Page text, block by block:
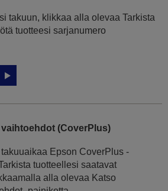
takuun, klikkaa alla olevaa Tarkista
tuotteesi sarjanumero
(CoverPlus)
Epson CoverPlus -
tuotteellesi saatavat
alla olevaa Katso